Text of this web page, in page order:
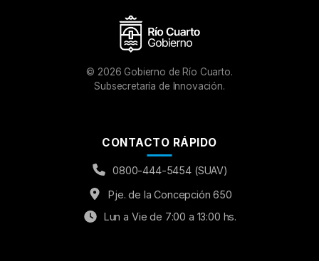
© 2026 Gobierno de Río Cuarto.
Subsecretaría de Innovación.
CONTACTO RÁPIDO
0800-444-5454 (SUAV)
Pje. de la Concepción 650
Lun a Vie de 7:00 a 13:00 hs.